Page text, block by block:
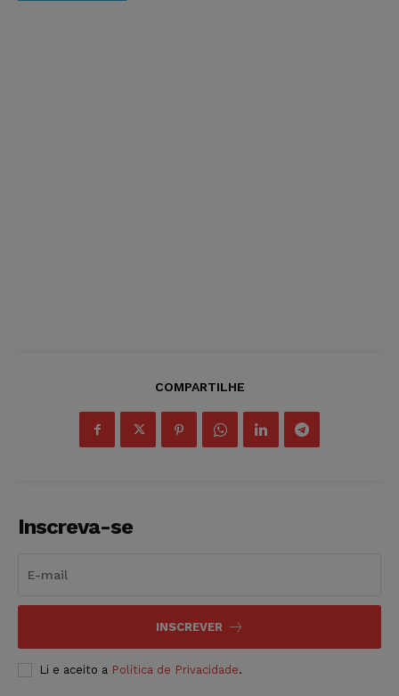
COMPARTILHE
Inscreva-se
INSCREVER
Li e aceito a Política de Privacidade.